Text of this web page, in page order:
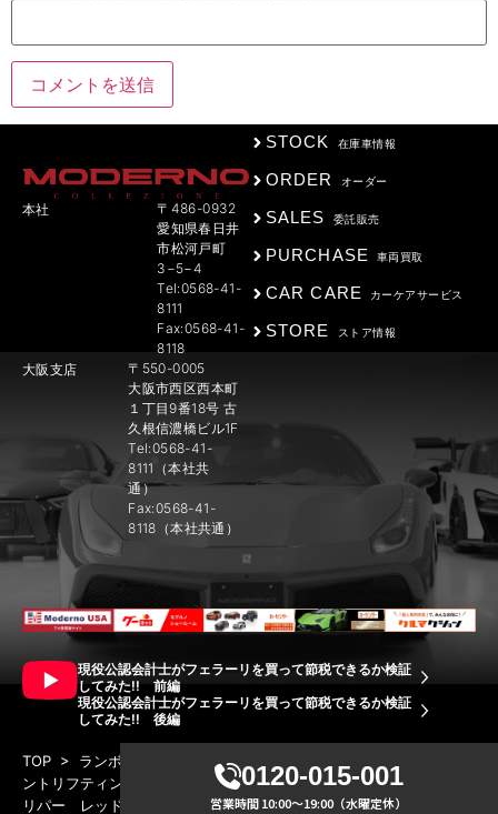
本社
〒486-0932
愛知県春日井
市松河戸町
3−5−4
Tel:0568-41-
8111
Fax:0568-41-
8118
大阪支店
〒550-0005
大阪市西区西本町
１丁目9番18号 古
久根信濃橋ビル1F
Tel:0568-41-
8111（本社共
通）
Fax:0568-41-
8118（本社共通）
STOCK 在庫車情報
ORDER オーダー
SALES 委託販売
PURCHASE 車両買取
CAR CARE カーケアサービス
STORE ストア情報
現役公認会計士がフェラーリを買って節税できるか検証
してみた!! 前編
現役公認会計士がフェラーリを買って節税できるか検証
してみた!! 後編
TOP > ランボルギーニ ウラカンLP610-4 マットブラック フロ
ントリフティング ブランディングPKG 左ハンドル グリーンキャ
リパー レッド/ブラックアルカンターラシート ダイナミックステア
0120-015-001
営業時間 10:00～19:00（水曜定休）